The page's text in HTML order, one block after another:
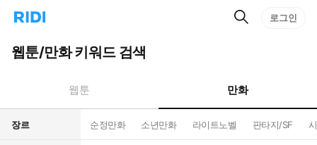
리
홈
으
턴
트
검
로그인
웹툰/만화 키워드 검색
웹툰 만화
장르 순정만화 소년만화 라이트노벨 판타지/SF